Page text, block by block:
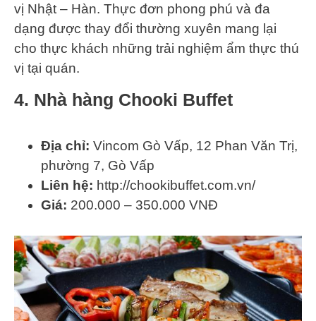
vị Nhật – Hàn. Thực đơn phong phú và đa
dạng được thay đổi thường xuyên mang lại
cho thực khách những trải nghiệm ẩm thực thú
vị tại quán.
4. Nhà hàng Chooki Buffet
Địa chỉ: Vincom Gò Vấp, 12 Phan Văn Trị,
phường 7, Gò Vấp
Liên hệ: http://chookibuffet.com.vn/
Giá: 200.000 – 350.000 VNĐ